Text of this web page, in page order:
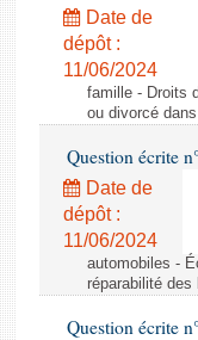
Questions écrites
Comptes rendus
Date de
dépôt :
11/06/2024
famille - Droits
ou divorcé
Question écrite
Date de
dépôt :
11/06/2024
automobiles -
réparabilité
Question écrite